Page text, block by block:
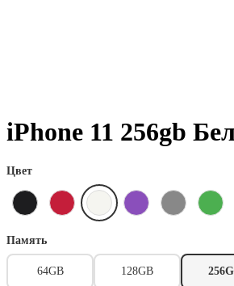
iPhone 11 256gb
Цвет
Память
64GB 128GB